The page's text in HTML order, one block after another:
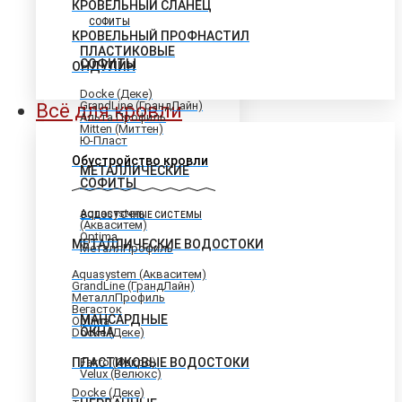
СОФИТЫ
ПЛАСТИКОВЫЕ
СОФИТЫ
Docke (Деке)
GrandLine (ГрандЛайн)
Альта Профиль
Mitten (Миттен)
Ю-Пласт
МЕТАЛЛИЧЕСКИЕ
СОФИТЫ
Aquasystem
(Акваситем)
Optima
МеталлПрофиль
МАНСАРДНЫЕ
ОКНА
Fakro (Факро)
Velux (Велюкс)
КРОВЕЛЬНЫЙ СЛАНЕЦ
КРОВЕЛЬНЫЙ ПРОФНАСТИЛ
ОНДУЛИН
Всё для кровли
Обустройство кровли
ВОДОСТОЧНЫЕ СИСТЕМЫ
МЕТАЛЛИЧЕСКИЕ ВОДОСТОКИ
Aquasystem (Акваситем)
GrandLine (ГрандЛайн)
МеталлПрофиль
Вегасток
Optima
Docke (Деке)
ПЛАСТИКОВЫЕ ВОДОСТОКИ
Docke (Деке)